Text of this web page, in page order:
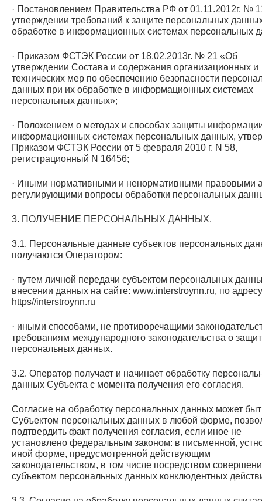
· Постановлением Правительства РФ от 01.11.2012г. №
утверждении требований к защите персональных
обработке в информационных системах персональных
· Приказом ФСТЭК России от 18.02.2013г. № 21 «Об
утверждении Состава и содержания организационных и
технических мер по обеспечению безопасности
данных при их обработке в информационных системах
персональных данных»;
· Положением о методах и способах защиты
информационных системах персональных данных,
Приказом ФСТЭК России от 5 февраля 2010 г. N 58,
регистрационный N 16456;
· Иными нормативными и ненормативными правовыми
регулирующими вопросы обработки персональных
3. ПОЛУЧЕНИЕ ПЕРСОНАЛЬНЫХ ДАННЫХ.
3.1. Персональные данные субъектов персональных
получаются Оператором:
· путем личной передачи субъектом персональных
внесении данных на сайте: www.interstroynn.ru, по
https//interstroynn.ru
· иными способами, не противоречащими
требованиям международного законодательства о
персональных данных.
3.2. Оператор получает и начинает обработку
данных Субъекта с момента получения его согласия.
Согласие на обработку персональных данных может
Субъектом персональных данных в любой форме,
подтвердить факт получения согласия, если иное не
установлено федеральным законом: в письменной,
иной форме, предусмотренной действующим
законодательством, в том числе посредством
субъектом персональных данных конклюдентных